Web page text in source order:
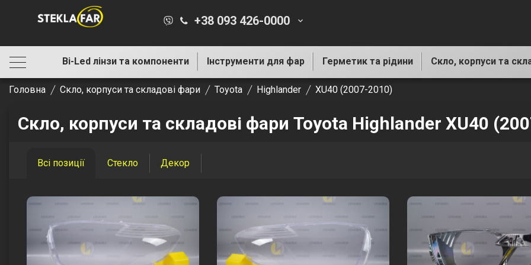
+38 093 426-0000 keyboard_arrow_down
Bi-Led лінзи та компоненти Інструменти для фар Герметик та рідини Скло, корпуси та
Головна Скло, корпуси та складові фари Toyota Highlander XU40 (2007-2010)
Скло, корпуси та складові фари Toyota Highlander XU40
Всі позиції Стекло Декор